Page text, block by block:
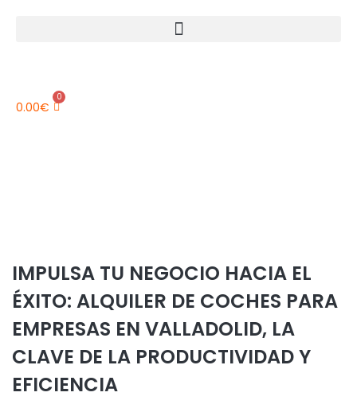
0.00€
0
IMPULSA TU NEGOCIO HACIA EL
ÉXITO: ALQUILER DE COCHES PARA
EMPRESAS EN VALLADOLID, LA
CLAVE DE LA PRODUCTIVIDAD Y
EFICIENCIA